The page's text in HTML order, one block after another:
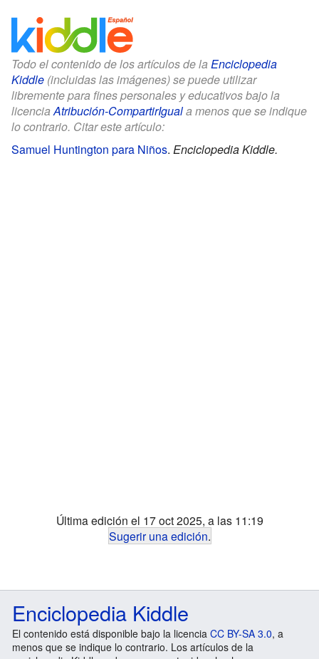
Todo el contenido de los artículos de la Enciclopedia
Kiddle (incluidas las imágenes) se puede utilizar
libremente para fines personales y educativos bajo la
licenciaAtribución-CompartirIguala menos que se indique
lo contrario. Citar este artículo:
Samuel Huntington para Niños. Enciclopedia Kiddle.
Última edición el 17 oct 2025, a las 11:19
Sugerir una edición.
Enciclopedia Kiddle
El contenido está disponible bajo la licencia CC BY-SA 3.0, a
menos que se indique lo contrario. Los artículos de la